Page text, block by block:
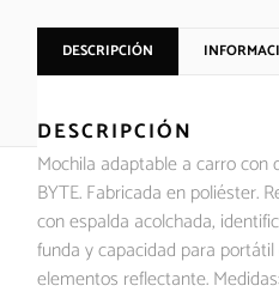
DESCRIPCIÓN
DESCRIPCIÓN
Mochila adaptable a carro
BYTE. Fabricada en poliéster.
con espalda acolchada,
funda y capacidad para
elementos reflectante.